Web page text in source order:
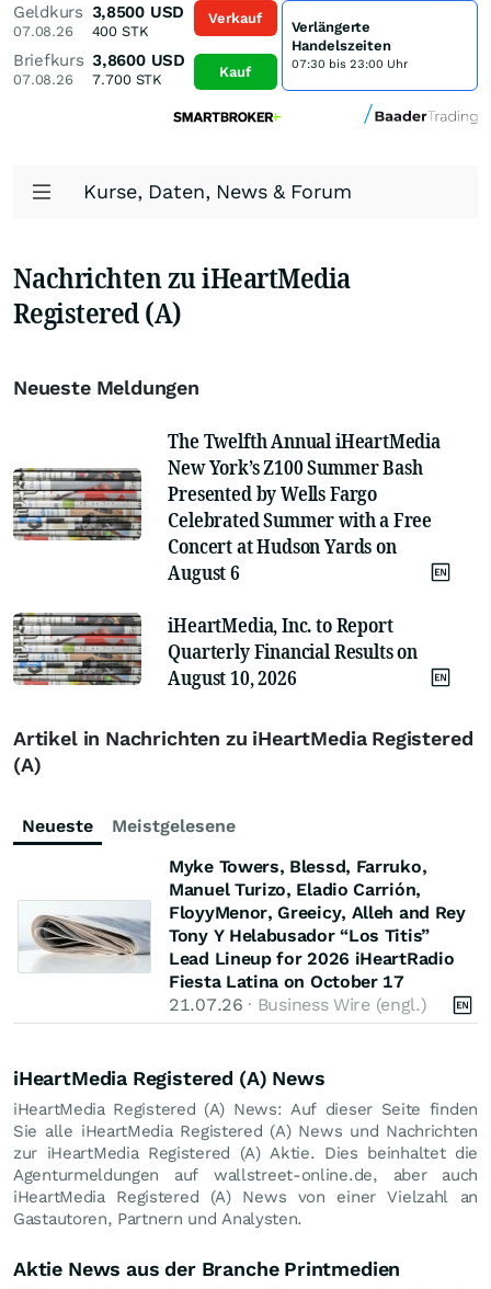
Geldkurs
07.08.26
3,8500 USD
400 STK
Briefkurs
07.08.26
3,8600 USD
7.700STK
Verkauf
Kauf
Verlängerte
Handelszeiten
07:30 bis 23:00 Uhr
Kurse, Daten, News & Forum
Nachrichten zu iHeartMedia
Registered (A)
Neueste Meldungen
The Twelfth Annual iHeartMedia
New York’s Z100 Summer Bash
Presented by Wells Fargo
Celebrated Summer with a Free
Concert at Hudson Yards on
August 6
iHeartMedia, Inc. to Report
Quarterly Financial Results on
August 10, 2026
Artikel in Nachrichten zu iHeartMedia Registered
(A)
Neueste
Meistgelesene
Myke Towers, Blessd, Farruko,
Manuel Turizo, Eladio Carrión,
FloyyMenor, Greeicy, Alleh and Rey
Tony Y Helabusador “Los Titis”
Lead Lineup for 2026 iHeartRadio
Fiesta Latina on October 17
21.07.26 · Business Wire (engl.)
iHeartMedia Registered (A) News
iHeartMedia Registered (A) News: Auf dieser Seite finden
Sie alle iHeartMedia Registered (A) News und Nachrichten
zur iHeartMedia Registered (A) Aktie. Dies beinhaltet die
Agenturmeldungen auf wallstreet-online.de, aber auch
iHeartMedia Registered (A) News von einer Vielzahl an
Gastautoren, Partnern und Analysten.
Aktie News aus der Branche Printmedien